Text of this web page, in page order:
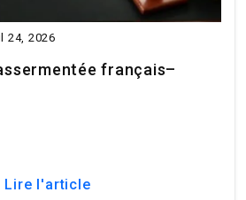
24, 2026
français–
Lire l'article